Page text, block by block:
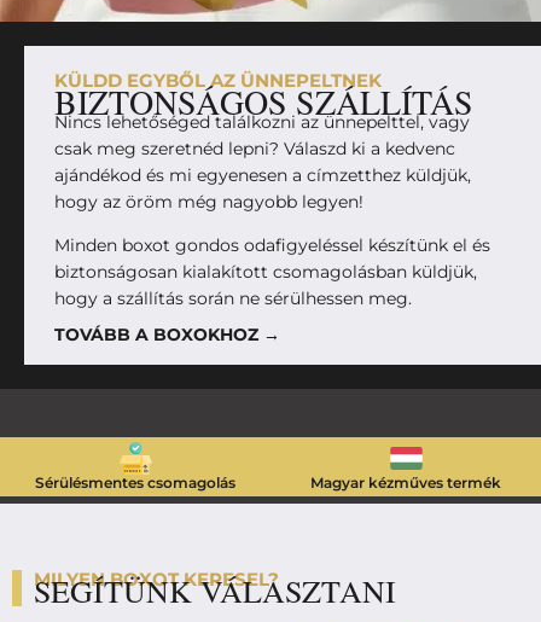
KÜLDD EGYBŐL AZ ÜNNEPELTNEK
BIZTONSÁGOS SZÁLLÍTÁS
Nincs lehetőséged találkozni az ünnepelttel, vagy
csak meg szeretnéd lepni? Válaszd ki a kedvenc
ajándékod és mi egyenesen a címzetthez küldjük,
hogy az öröm még nagyobb legyen!
Minden boxot gondos odafigyeléssel készítünk el és
biztonságosan kialakított csomagolásban küldjük,
hogy a szállítás során ne sérülhessen meg.
TOVÁBB A BOXOKHOZ →
Sérülésmentes csomagolás Magyar kézműves termék
MILYEN BOXOT KERESEL?
SEGÍTÜNK VÁLASZTANI